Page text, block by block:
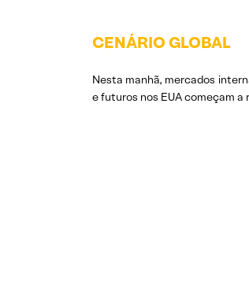
CENÁRIO GLOBAL
Nesta manhã, mercados
e futuros nos EUA começam